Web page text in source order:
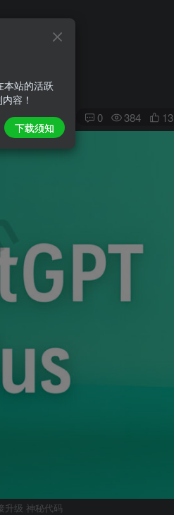
0 384 13
升级 神秘代码
本站的活跃
容！
下载须知